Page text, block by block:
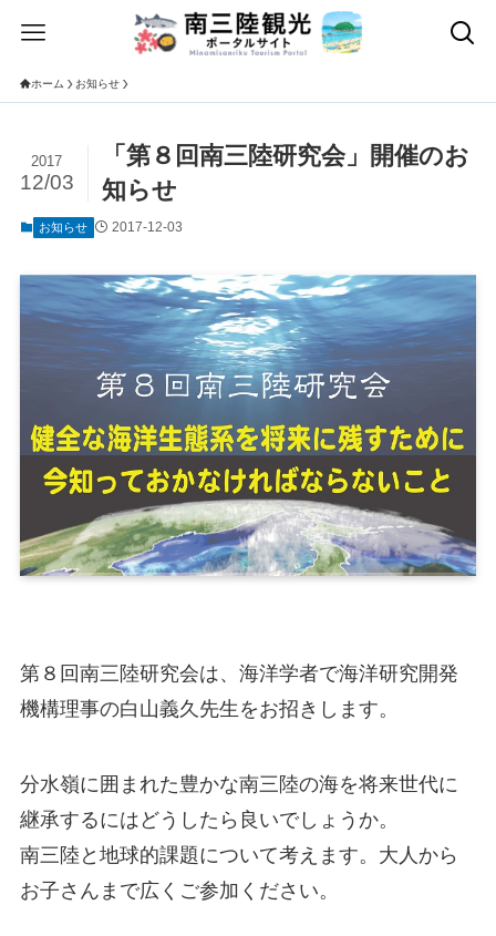
ホーム お知らせ
「第８回南三陸研究会」開催のお
知らせ
2017
12/03
お知らせ 2017-12-03
第８回南三陸研究会は、海洋学者で海洋研究開発
機構理事の白山義久先生をお招きします。
分水嶺に囲まれた豊かな南三陸の海を将来世代に
継承するにはどうしたら良いでし ょうか。
南三陸と地球的課題について考えます。大人から
お子さんまで広くご参加ください。